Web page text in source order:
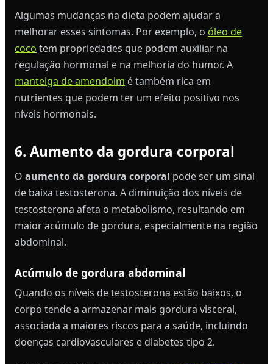
Algumas mudanças na dieta podem ajudar a
melhorar esses sintomas. Por exemplo, o óleo de
coco tem propriedades que podem auxiliar na
regulação hormonal e na melhoria do humor. A
manteiga de amendoim é também rica em
nutrientes que podem ter um efeito positivo nos
níveis hormonais.
6. Aumento da gordura corporal
O aumento da gordura corporal pode ser um sinal
de baixa testosterona. A diminuição dos níveis de
testosterona afeta o metabolismo, resultando em
maior acúmulo de gordura, especialmente na região
abdominal.
Acúmulo de gordura abdominal
Quando os níveis de testosterona estão baixos, o
corpo tende a armazenar mais gordura visceral,
associada a maiores riscos para a saúde, incluindo
doenças cardiovasculares e diabetes tipo 2.